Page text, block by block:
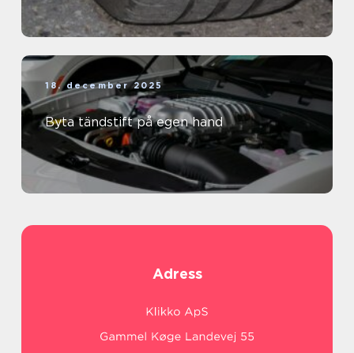
18. december 2025
Byta tändstift på egen hand
Adress